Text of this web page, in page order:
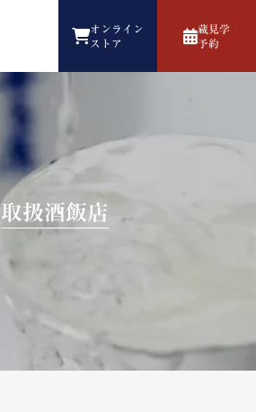
オンライン
ストア
蔵見学
予約
取扱酒飯店